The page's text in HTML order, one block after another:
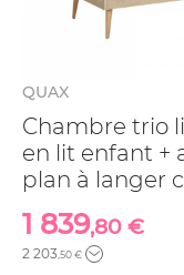
QUAX
Chambre trio
en lit enfant +
plan à langer
1 839,80 €
2 203 ,50 €